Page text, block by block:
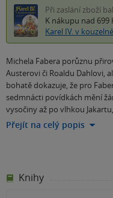
Při zaslání zboží
K nákupu nad 699
Karel IV. v
Michela Fabera porůznu
Austerovi či Roaldu Dahlovi,
bohatě dokazuje, že pro
sedmnácti povídkách mění
vysočiny až po vlhkou
Přejít na celý popis
Knihy